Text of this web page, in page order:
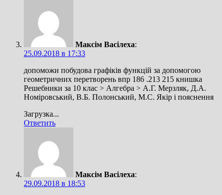
Максім Васілеха:
25.09.2018 в 17:33
допоможи побудова графіків функцій за допомогою
геометричних перетворень впр 186 .213 215 книшка
Решебники за 10 клас > Алгебра > А.Г. Мерзляк, Д.А.
Номіровський, В.Б. Полонський, М.С. Якір і пояснення
Загрузка...
Ответить
Максім Васілеха:
29.09.2018 в 18:53